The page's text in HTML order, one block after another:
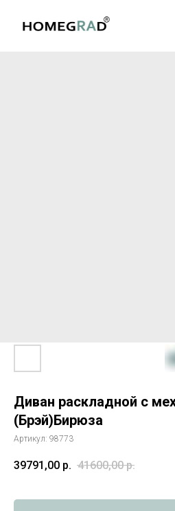
Диван раскладной с
(Брэй)Бирюза
Артикул: 98773
39791,00 р. 41600,00 р.